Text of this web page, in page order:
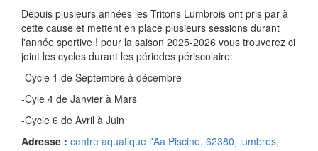
Depuis plusieurs années les Tritons Lumbrois ont pris par à
cette cause et mettent en place plusieurs sessions durant
l'année sportive ! pour la saison 2025-2026 vous trouverez ci
joint les cycles durant les périodes périscolaire:
-Cycle 1 de Septembre à décembre
-Cyle 4 de Janvier à Mars
-Cycle 6 de Avril à Juin
Adresse : centre aquatique l'Aa Piscine, 62380, lumbres,